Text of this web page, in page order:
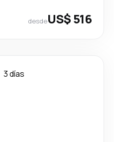
desdeUS$ 516
3 días